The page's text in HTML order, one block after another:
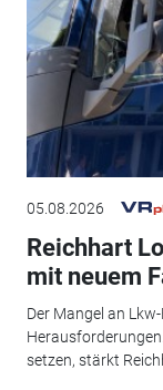
05.08.2026
Reichhart
mit neuem
Der Mangel an
setzen, stärkt